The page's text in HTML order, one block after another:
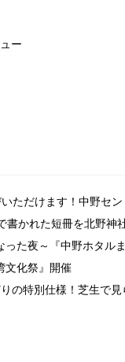
ー
ただけます！中野セ
書かれた短冊を北野神
た夜～『中野ホタル
文化祭』開催
の特別仕様！芝生で